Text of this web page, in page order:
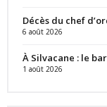
Décès du chef
6 août 2026
À Silvacane : le
1 août 2026